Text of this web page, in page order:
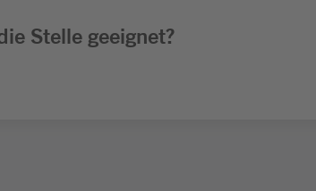
Stelle geeignet?